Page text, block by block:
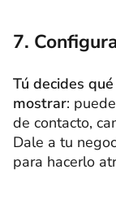
7.
Tú decides
mostrar:
de contacto,
Dale a tu
para hacerlo